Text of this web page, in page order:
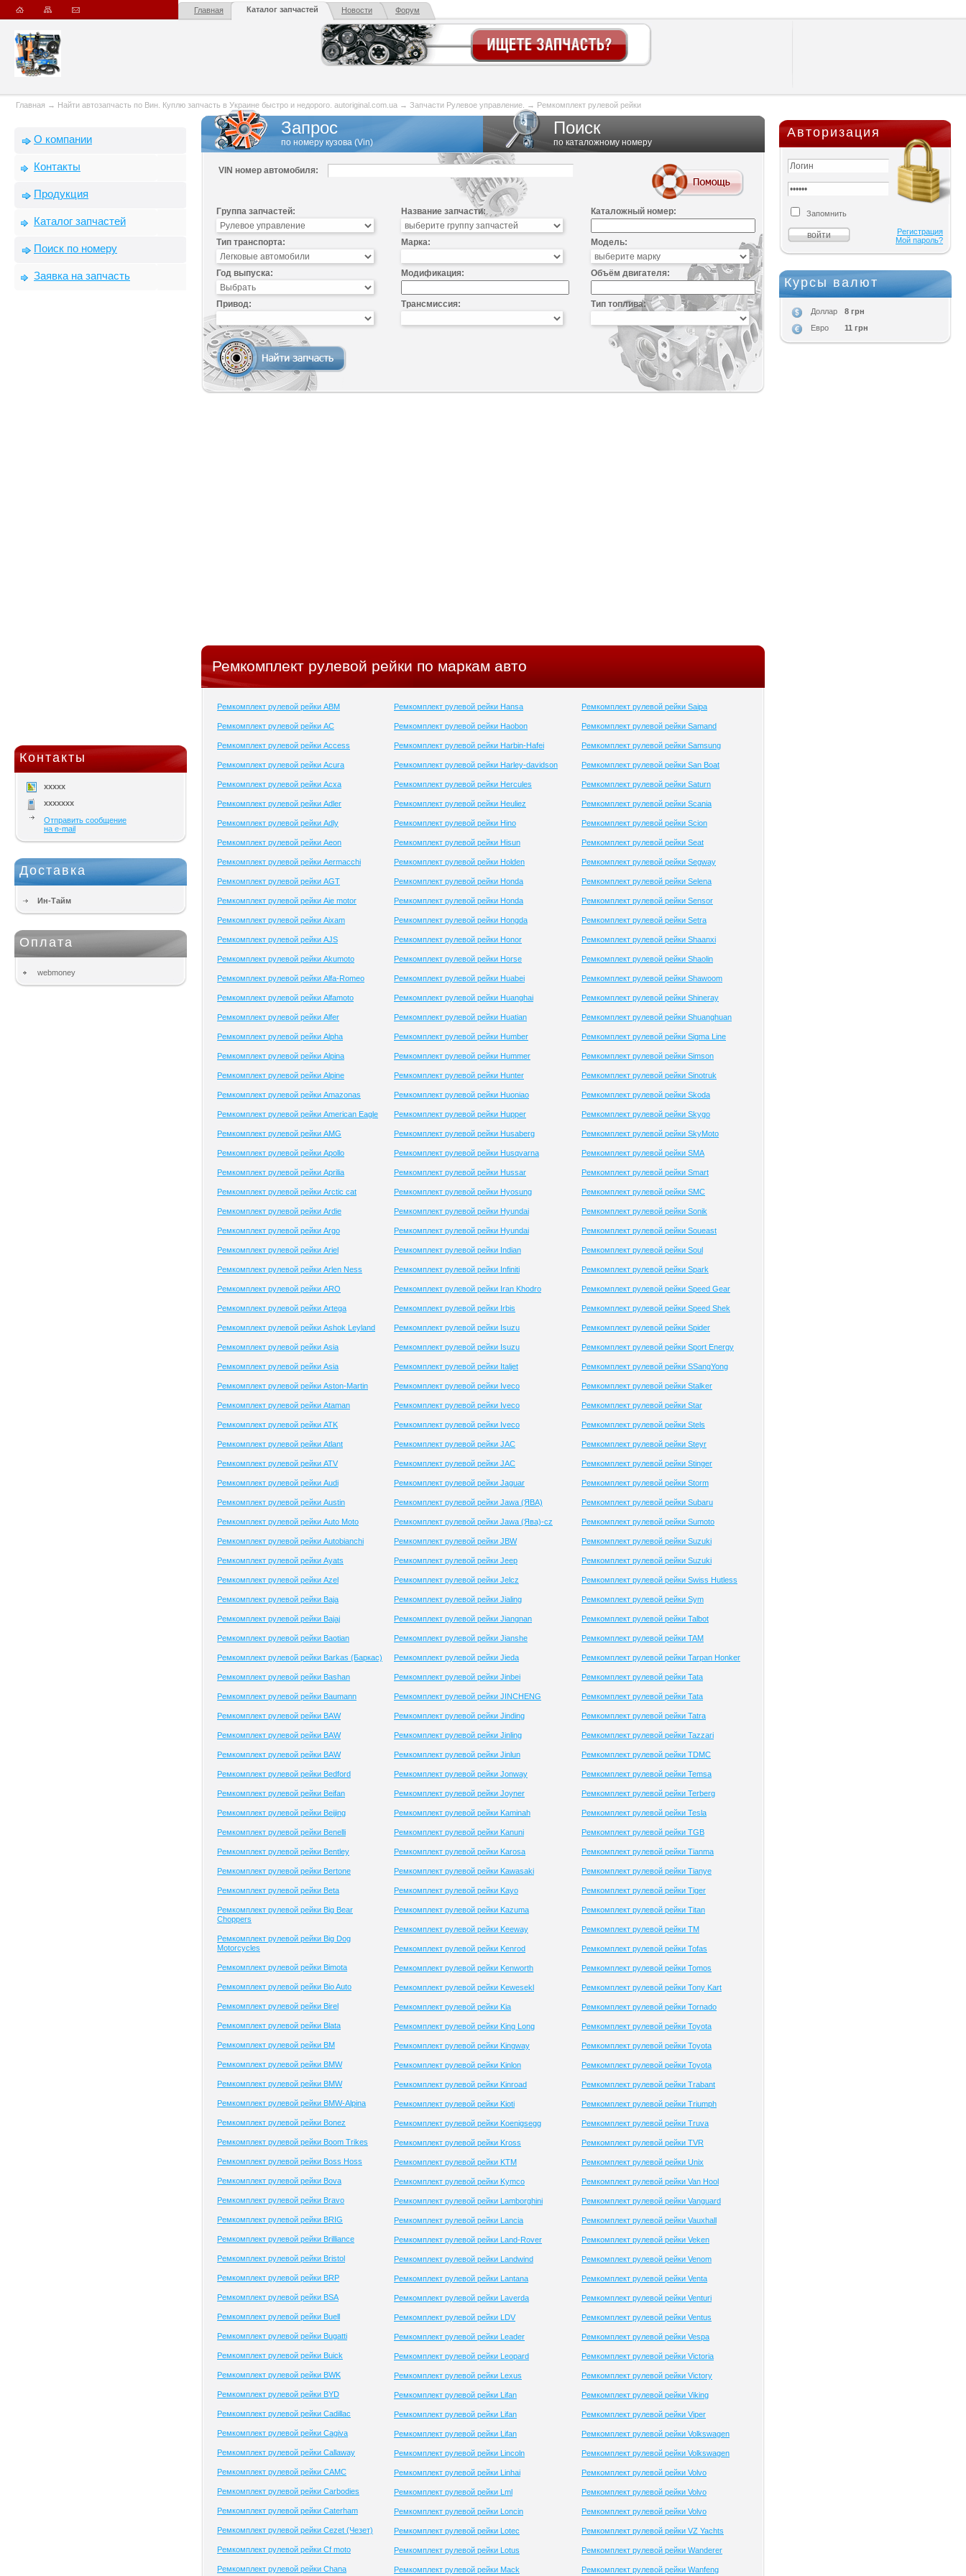
Главная Каталог запчастей Новости Форум
Главная → Найти автозапчасть по Вин. Куплю запчасть в Украине быстро и недорого. autoriginal.com.ua → Запчасти Рулевое управление. → Ремкомплект рулевой рейки
О компании
Контакты
Продукция
Каталог запчастей
Поиск по номеру
Заявка на запчасть
Контакты
xxxxx
xxxxxxx
Отправить сообщение
на e-mail
Доставка
Ин-Тайм
Оплата
webmoney
Запрос
по номеру кузова (Vin)
Поиск
по каталожному номеру
VIN номер автомобиля:
Группа запчастей: Название запчасти: Каталожный номер:
Тип транспорта: Марка: Модель:
Год выпуска: Модификация: Объём двигателя:
Привод: Трансмиссия: Тип топлива:
Ремкомплект рулевой рейки по маркам авто
Ремкомплект рулевой рейки ABM
Ремкомплект рулевой рейки AC
Ремкомплект рулевой рейки Access
Ремкомплект рулевой рейки Acura
Ремкомплект рулевой рейки Acxa
Ремкомплект рулевой рейки Adler
Ремкомплект рулевой рейки Adly
Ремкомплект рулевой рейки Aeon
Ремкомплект рулевой рейки Aermacchi
Ремкомплект рулевой рейки AGT
Ремкомплект рулевой рейки Aie motor
Ремкомплект рулевой рейки Aixam
Ремкомплект рулевой рейки AJS
Ремкомплект рулевой рейки Akumoto
Ремкомплект рулевой рейки Alfa-Romeo
Ремкомплект рулевой рейки Alfamoto
Ремкомплект рулевой рейки Alfer
Ремкомплект рулевой рейки Alpha
Ремкомплект рулевой рейки Alpina
Ремкомплект рулевой рейки Alpine
Ремкомплект рулевой рейки Amazonas
Ремкомплект рулевой рейки American Eagle
Ремкомплект рулевой рейки AMG
Ремкомплект рулевой рейки Apollo
Ремкомплект рулевой рейки Aprilia
Ремкомплект рулевой рейки Arctic cat
Ремкомплект рулевой рейки Ardie
Ремкомплект рулевой рейки Argo
Ремкомплект рулевой рейки Ariel
Ремкомплект рулевой рейки Arlen Ness
Ремкомплект рулевой рейки ARO
Ремкомплект рулевой рейки Artega
Ремкомплект рулевой рейки Ashok Leyland
Ремкомплект рулевой рейки Asia
Ремкомплект рулевой рейки Asia
Ремкомплект рулевой рейки Aston-Martin
Ремкомплект рулевой рейки Ataman
Ремкомплект рулевой рейки ATK
Ремкомплект рулевой рейки Atlant
Ремкомплект рулевой рейки ATV
Ремкомплект рулевой рейки Audi
Ремкомплект рулевой рейки Austin
Ремкомплект рулевой рейки Auto Moto
Ремкомплект рулевой рейки Autobianchi
Ремкомплект рулевой рейки Ayats
Ремкомплект рулевой рейки Azel
Ремкомплект рулевой рейки Baja
Ремкомплект рулевой рейки Bajaj
Ремкомплект рулевой рейки Baotian
Ремкомплект рулевой рейки Barkas (Баркас)
Ремкомплект рулевой рейки Bashan
Ремкомплект рулевой рейки Baumann
Ремкомплект рулевой рейки BAW
Ремкомплект рулевой рейки BAW
Ремкомплект рулевой рейки BAW
Ремкомплект рулевой рейки Bedford
Ремкомплект рулевой рейки Beifan
Ремкомплект рулевой рейки Beijing
Ремкомплект рулевой рейки Benelli
Ремкомплект рулевой рейки Bentley
Ремкомплект рулевой рейки Bertone
Ремкомплект рулевой рейки Beta
Ремкомплект рулевой рейки Big Bear
Choppers
Ремкомплект рулевой рейки Big Dog
Motorcycles
Ремкомплект рулевой рейки Bimota
Ремкомплект рулевой рейки Bio Auto
Ремкомплект рулевой рейки Birel
Ремкомплект рулевой рейки Blata
Ремкомплект рулевой рейки BM
Ремкомплект рулевой рейки BMW
Ремкомплект рулевой рейки BMW
Ремкомплект рулевой рейки BMW-Alpina
Ремкомплект рулевой рейки Bonez
Ремкомплект рулевой рейки Boom Trikes
Ремкомплект рулевой рейки Boss Hoss
Ремкомплект рулевой рейки Bova
Ремкомплект рулевой рейки Bravo
Ремкомплект рулевой рейки BRIG
Ремкомплект рулевой рейки Brilliance
Ремкомплект рулевой рейки Bristol
Ремкомплект рулевой рейки BRP
Ремкомплект рулевой рейки BSA
Ремкомплект рулевой рейки Buell
Ремкомплект рулевой рейки Bugatti
Ремкомплект рулевой рейки Buick
Ремкомплект рулевой рейки BWK
Ремкомплект рулевой рейки BYD
Ремкомплект рулевой рейки Cadillac
Ремкомплект рулевой рейки Cagiva
Ремкомплект рулевой рейки Callaway
Ремкомплект рулевой рейки CAMC
Ремкомплект рулевой рейки Carbodies
Ремкомплект рулевой рейки Caterham
Ремкомплект рулевой рейки Cezet (Чезет)
Ремкомплект рулевой рейки Cf moto
Ремкомплект рулевой рейки Chana
Ремкомплект рулевой рейки Hansa
Ремкомплект рулевой рейки Haobon
Ремкомплект рулевой рейки Harbin-Hafei
Ремкомплект рулевой рейки Harley-davidson
Ремкомплект рулевой рейки Hercules
Ремкомплект рулевой рейки Heuliez
Ремкомплект рулевой рейки Hino
Ремкомплект рулевой рейки Hisun
Ремкомплект рулевой рейки Holden
Ремкомплект рулевой рейки Honda
Ремкомплект рулевой рейки Honda
Ремкомплект рулевой рейки Hongda
Ремкомплект рулевой рейки Honor
Ремкомплект рулевой рейки Horse
Ремкомплект рулевой рейки Huabei
Ремкомплект рулевой рейки Huanghai
Ремкомплект рулевой рейки Huatian
Ремкомплект рулевой рейки Humber
Ремкомплект рулевой рейки Hummer
Ремкомплект рулевой рейки Hunter
Ремкомплект рулевой рейки Huoniao
Ремкомплект рулевой рейки Hupper
Ремкомплект рулевой рейки Husaberg
Ремкомплект рулевой рейки Husqvarna
Ремкомплект рулевой рейки Hussar
Ремкомплект рулевой рейки Hyosung
Ремкомплект рулевой рейки Hyundai
Ремкомплект рулевой рейки Hyundai
Ремкомплект рулевой рейки Indian
Ремкомплект рулевой рейки Infiniti
Ремкомплект рулевой рейки Iran Khodro
Ремкомплект рулевой рейки Irbis
Ремкомплект рулевой рейки Isuzu
Ремкомплект рулевой рейки Isuzu
Ремкомплект рулевой рейки Italjet
Ремкомплект рулевой рейки Iveco
Ремкомплект рулевой рейки Iveco
Ремкомплект рулевой рейки Iveco
Ремкомплект рулевой рейки JAC
Ремкомплект рулевой рейки JAC
Ремкомплект рулевой рейки Jaguar
Ремкомплект рулевой рейки Jawa (ЯВА)
Ремкомплект рулевой рейки Jawa (Ява)-cz
Ремкомплект рулевой рейки JBW
Ремкомплект рулевой рейки Jeep
Ремкомплект рулевой рейки Jelcz
Ремкомплект рулевой рейки Jialing
Ремкомплект рулевой рейки Jiangnan
Ремкомплект рулевой рейки Jianshe
Ремкомплект рулевой рейки Jieda
Ремкомплект рулевой рейки Jinbei
Ремкомплект рулевой рейки JINCHENG
Ремкомплект рулевой рейки Jinding
Ремкомплект рулевой рейки Jinling
Ремкомплект рулевой рейки Jinlun
Ремкомплект рулевой рейки Jonway
Ремкомплект рулевой рейки Joyner
Ремкомплект рулевой рейки Kaminah
Ремкомплект рулевой рейки Kanuni
Ремкомплект рулевой рейки Karosa
Ремкомплект рулевой рейки Kawasaki
Ремкомплект рулевой рейки Kayo
Ремкомплект рулевой рейки Kazuma
Ремкомплект рулевой рейки Keeway
Ремкомплект рулевой рейки Kenrod
Ремкомплект рулевой рейки Kenworth
Ремкомплект рулевой рейки Kewesekl
Ремкомплект рулевой рейки Kia
Ремкомплект рулевой рейки King Long
Ремкомплект рулевой рейки Kingway
Ремкомплект рулевой рейки Kinlon
Ремкомплект рулевой рейки Kinroad
Ремкомплект рулевой рейки Kioti
Ремкомплект рулевой рейки Koenigsegg
Ремкомплект рулевой рейки Kross
Ремкомплект рулевой рейки KTM
Ремкомплект рулевой рейки Kymco
Ремкомплект рулевой рейки Lamborghini
Ремкомплект рулевой рейки Lancia
Ремкомплект рулевой рейки Land-Rover
Ремкомплект рулевой рейки Landwind
Ремкомплект рулевой рейки Lantana
Ремкомплект рулевой рейки Laverda
Ремкомплект рулевой рейки LDV
Ремкомплект рулевой рейки Leader
Ремкомплект рулевой рейки Leopard
Ремкомплект рулевой рейки Lexus
Ремкомплект рулевой рейки Lifan
Ремкомплект рулевой рейки Lifan
Ремкомплект рулевой рейки Lifan
Ремкомплект рулевой рейки Lincoln
Ремкомплект рулевой рейки Linhai
Ремкомплект рулевой рейки Lml
Ремкомплект рулевой рейки Loncin
Ремкомплект рулевой рейки Lotec
Ремкомплект рулевой рейки Lotus
Ремкомплект рулевой рейки Mack
Ремкомплект рулевой рейки Saipa
Ремкомплект рулевой рейки Samand
Ремкомплект рулевой рейки Samsung
Ремкомплект рулевой рейки San Boat
Ремкомплект рулевой рейки Saturn
Ремкомплект рулевой рейки Scania
Ремкомплект рулевой рейки Scion
Ремкомплект рулевой рейки Seat
Ремкомплект рулевой рейки Segway
Ремкомплект рулевой рейки Selena
Ремкомплект рулевой рейки Sensor
Ремкомплект рулевой рейки Setra
Ремкомплект рулевой рейки Shaanxi
Ремкомплект рулевой рейки Shaolin
Ремкомплект рулевой рейки Shawoom
Ремкомплект рулевой рейки Shineray
Ремкомплект рулевой рейки Shuanghuan
Ремкомплект рулевой рейки Sigma Line
Ремкомплект рулевой рейки Simson
Ремкомплект рулевой рейки Sinotruk
Ремкомплект рулевой рейки Skoda
Ремкомплект рулевой рейки Skygo
Ремкомплект рулевой рейки SkyMoto
Ремкомплект рулевой рейки SMA
Ремкомплект рулевой рейки Smart
Ремкомплект рулевой рейки SMC
Ремкомплект рулевой рейки Sonik
Ремкомплект рулевой рейки Soueast
Ремкомплект рулевой рейки Soul
Ремкомплект рулевой рейки Spark
Ремкомплект рулевой рейки Speed Gear
Ремкомплект рулевой рейки Speed Shek
Ремкомплект рулевой рейки Spider
Ремкомплект рулевой рейки Sport Energy
Ремкомплект рулевой рейки SSangYong
Ремкомплект рулевой рейки Stalker
Ремкомплект рулевой рейки Star
Ремкомплект рулевой рейки Stels
Ремкомплект рулевой рейки Steyr
Ремкомплект рулевой рейки Stinger
Ремкомплект рулевой рейки Storm
Ремкомплект рулевой рейки Subaru
Ремкомплект рулевой рейки Sumoto
Ремкомплект рулевой рейки Suzuki
Ремкомплект рулевой рейки Suzuki
Ремкомплект рулевой рейки Swiss Hutless
Ремкомплект рулевой рейки Sym
Ремкомплект рулевой рейки Talbot
Ремкомплект рулевой рейки TAM
Ремкомплект рулевой рейки Tarpan Honker
Ремкомплект рулевой рейки Tata
Ремкомплект рулевой рейки Tata
Ремкомплект рулевой рейки Tatra
Ремкомплект рулевой рейки Tazzari
Ремкомплект рулевой рейки TDMC
Ремкомплект рулевой рейки Temsa
Ремкомплект рулевой рейки Terberg
Ремкомплект рулевой рейки Tesla
Ремкомплект рулевой рейки TGB
Ремкомплект рулевой рейки Tianma
Ремкомплект рулевой рейки Tianye
Ремкомплект рулевой рейки Tiger
Ремкомплект рулевой рейки Titan
Ремкомплект рулевой рейки TM
Ремкомплект рулевой рейки Tofas
Ремкомплект рулевой рейки Tomos
Ремкомплект рулевой рейки Tony Kart
Ремкомплект рулевой рейки Tornado
Ремкомплект рулевой рейки Toyota
Ремкомплект рулевой рейки Toyota
Ремкомплект рулевой рейки Toyota
Ремкомплект рулевой рейки Trabant
Ремкомплект рулевой рейки Triumph
Ремкомплект рулевой рейки Truva
Ремкомплект рулевой рейки TVR
Ремкомплект рулевой рейки Unix
Ремкомплект рулевой рейки Van Hool
Ремкомплект рулевой рейки Vanguard
Ремкомплект рулевой рейки Vauxhall
Ремкомплект рулевой рейки Veken
Ремкомплект рулевой рейки Venom
Ремкомплект рулевой рейки Venta
Ремкомплект рулевой рейки Venturi
Ремкомплект рулевой рейки Ventus
Ремкомплект рулевой рейки Vespa
Ремкомплект рулевой рейки Victoria
Ремкомплект рулевой рейки Victory
Ремкомплект рулевой рейки Viking
Ремкомплект рулевой рейки Viper
Ремкомплект рулевой рейки Volkswagen
Ремкомплект рулевой рейки Volkswagen
Ремкомплект рулевой рейки Volvo
Ремкомплект рулевой рейки Volvo
Ремкомплект рулевой рейки Volvo
Ремкомплект рулевой рейки VZ Yachts
Ремкомплект рулевой рейки Wanderer
Ремкомплект рулевой рейки Wanfeng
Авторизация
Запомнить
Регистрация
Мой пароль?
Курсы валют
Доллар
8 грн
Евро
11 грн